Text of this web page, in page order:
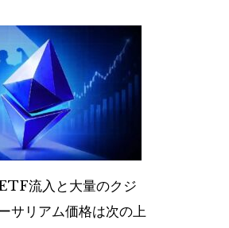
流入と大量のクジ
サリアム価格は次の上